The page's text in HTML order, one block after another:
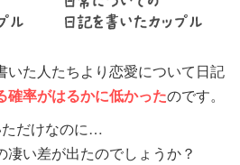
いた人たちより恋愛について日記
確率がはるかに低かったのです。
だけなのに…
凄い差が出たのでしょうか？